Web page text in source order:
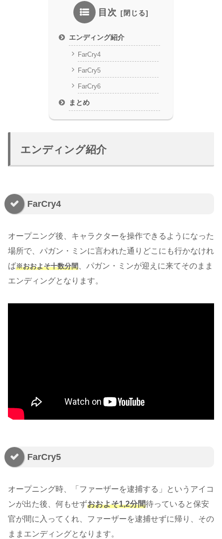
目次
エンディング紹介
FarCry4
FarCry5
FarCry6
まとめ
エンディング紹介
FarCry4
オープニング後、キャラクターを操作できるようになった
場所で、パガン・ミンに言われた通りどこにも行かなけれ
ば※おおよそ十数分間 、パガン・ミンが迎えに来てそのまま
エンディングとなります。
FarCry5
オープニング時、「ファーザーを逮捕する」というアイコ
ンが出た後、何もせずおおよそ1,2分間待っていると保安
官が間に入ってくれ、ファーザーを逮捕せずに帰り、その
ままエンディングとなります。